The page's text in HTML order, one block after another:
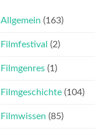
Allgemein (163)
Filmfestival (2)
Filmgenres (1)
Filmgeschichte (104)
Filmwissen (85)